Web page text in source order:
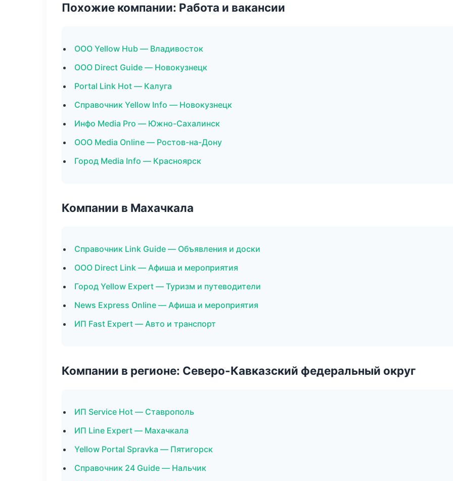
Похожие компании: Работа и вакансии
ООО Yellow Hub — Владивосток
ООО Direct Guide — Новокузнецк
Portal Link Hot — Калуга
Справочник Yellow Info — Новокузнецк
Инфо Media Pro — Южно-Сахалинск
ООО Media Online — Ростов-на-Дону
Город Media Info — Красноярск
Компании в Махачкала
Справочник Link Guide — Объявления и доски
ООО Direct Link — Афиша и мероприятия
Город Yellow Expert — Туризм и путеводители
News Express Online — Афиша и мероприятия
ИП Fast Expert — Авто и транспорт
Компании в регионе: Северо-Кавказский федеральный округ
ИП Service Hot — Ставрополь
ИП Line Expert — Махачкала
Yellow Portal Spravka — Пятигорск
Справочник 24 Guide — Нальчик